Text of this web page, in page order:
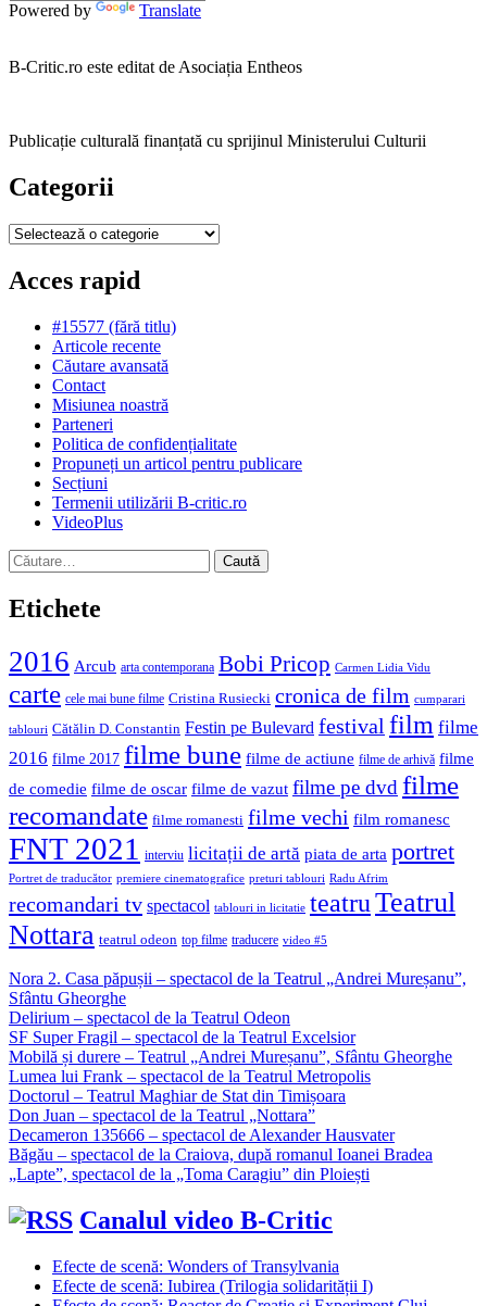
Powered by Translate
B-Critic.ro este editat de Asociația Entheos
Publicație culturală finanțată cu sprijinul Ministerului Culturii
Categorii
Categorii
Acces rapid
#15577 (fără titlu)
Articole recente
Căutare avansată
Contact
Misiunea noastră
Parteneri
Politica de confidențialitate
Propuneți un articol pentru publicare
Secțiuni
Termenii utilizării B-critic.ro
VideoPlus
Caută
după:
Etichete
2016 Arcub arta contemporana Bobi Pricop Carmen Lidia Vidu
carte cele mai bune filme Cristina Rusiecki cronica de film cumparari
tablouri Cătălin D. Constantin Festin pe Bulevard festival film filme
2016 filme 2017 filme bune filme de actiune filme de arhivă filme
de comedie filme de oscar filme de vazut filme pe dvd filme
recomandate filme romanesti filme vechi film romanesc
FNT 2021 interviu licitații de artă piata de arta portret
Portret de traducător premiere cinematografice preturi tablouri Radu Afrim
recomandari tv spectacol tablouri in licitatie teatruTeatrul
Nottara teatrul odeon top filme traducere video #5
Nora 2. Casa păpușii – spectacol de la Teatrul „Andrei Mureșanu”,
Sfântu Gheorghe
Delirium – spectacol de la Teatrul Odeon
SF Super Fragil – spectacol de la Teatrul Excelsior
Mobilă și durere – Teatrul „Andrei Mureșanu”, Sfântu Gheorghe
Lumea lui Frank – spectacol de la Teatrul Metropolis
Doctorul – Teatrul Maghiar de Stat din Timișoara
Don Juan – spectacol de la Teatrul „Nottara”
Decameron 135666 – spectacol de Alexander Hausvater
Băgău – spectacol de la Craiova, după romanul Ioanei Bradea
„Lapte”, spectacol de la „Toma Caragiu” din Ploiești
Canalul video B-Critic
Efecte de scenă: Wonders of Transylvania
Efecte de scenă: Iubirea (Trilogia solidarității I)